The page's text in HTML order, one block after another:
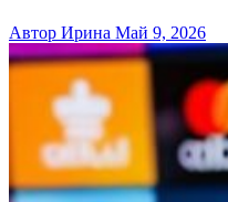
Автор Ирина Май 9, 2026